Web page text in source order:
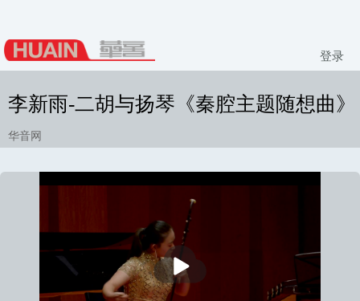
登录
李新雨-二胡与扬琴《秦腔主题随想曲》
华音网
放